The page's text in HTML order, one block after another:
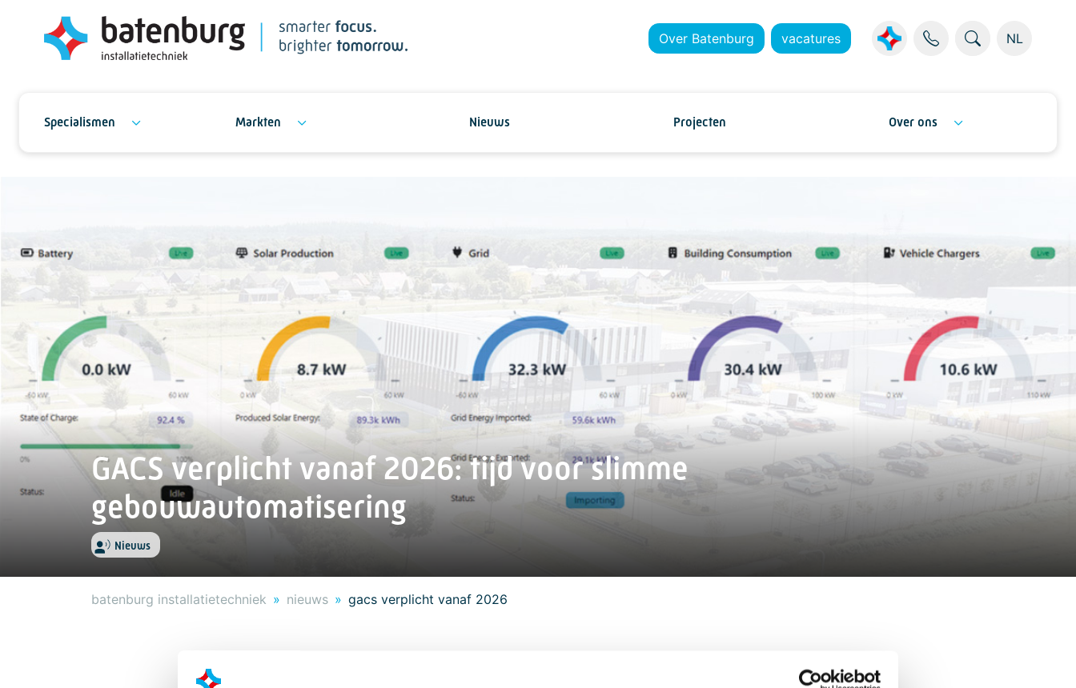
Over Batenburg vacatures NL
Specialismen Markten Nieuws Projecten Over ons
GACS verplicht vanaf 2026: tijd voor slimme
gebouwautomatisering
Nieuws
batenburg installatietechniek nieuws gacs verplicht vanaf 2026